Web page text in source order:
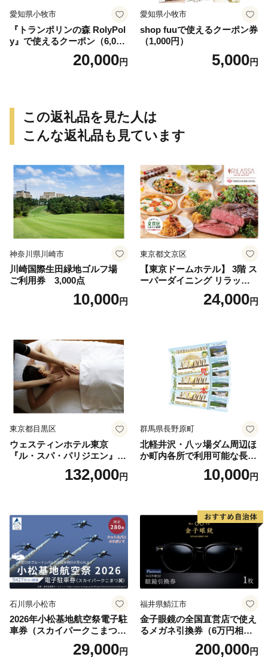
愛知県小牧市
『トランポリンの森 RolyPol
y』で使えるクーポン（6,000
20,000円
愛知県小牧市
shop fuuで使えるクーポン券
（1,000円）
5,000円
この返礼品を見た人は
こんな返礼品も見ています
神奈川県川崎市
川崎国際生田緑地ゴルフ場
ご利用券 3,000点
10,000円
東京都文京区
【東京ドームホテル】 3階 ス
ーパーダイニング リラッサ
ランチブッフェ お食事券 大
人1名様分 関東 東京 ご利用
24,000円
東京都目黒区
ウェスティンホテル東京
『ル・スパ・パリジエン』選
べるボディセラピー90分/1名
132,000円
群馬県長野原町
北軽井沢・八ッ場ダム周辺ほ
か町内各所で利用可能な長野
原町ふるさと感謝券（3,000
円分）【トラベル 観光 旅行
10,000円
石川県小松市
2026年小松基地航空祭電子駐
車券（スカイパークこまつ
翼） 駐車場 シャトルバスの
りばすぐ 石川県 小松市
29,000円
福井県鯖江市
金子眼鏡の全国直営店で使え
るメガネ引換券（6万円相
当） Platinum200,000円